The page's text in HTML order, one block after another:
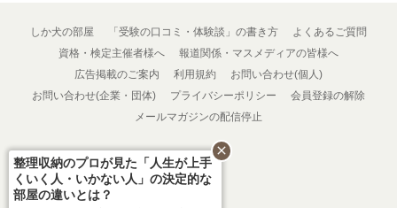
しか犬の部屋 「受験の口コミ・体験談」の書き方
よくあるご質問
資格・検定主催者様へ
報道関係・マスメディアの皆様へ
広告掲載のご案内
利用規約
お問い合わせ(個人)
お問い合わせ(企業・団体)
プライバシーポリシー
会員登録の解除
メールマガジンの配信停止
整理収納のプロが見た「人生が上手
くいく人・いかない人」の決定的な
部屋の違いとは？
close